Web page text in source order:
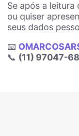
Se após a
ou quiser
seus dados
📧
📞 (11) 97047-